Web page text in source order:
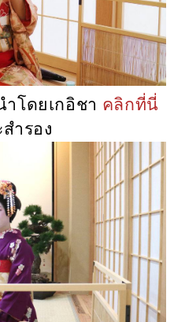
โดยเกอิชา คลิกที่นี่
ำรอง